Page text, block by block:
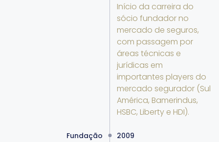
Início da carreira do
sócio fundador no
mercado de seguros,
com passagem por
áreas técnicas e
jurídicas em
importantes players do
mercado segurador (Sul
América, Bamerindus,
HSBC, Liberty e HDI).
Fundação 2009